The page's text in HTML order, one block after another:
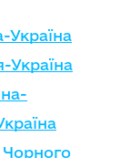
Україна